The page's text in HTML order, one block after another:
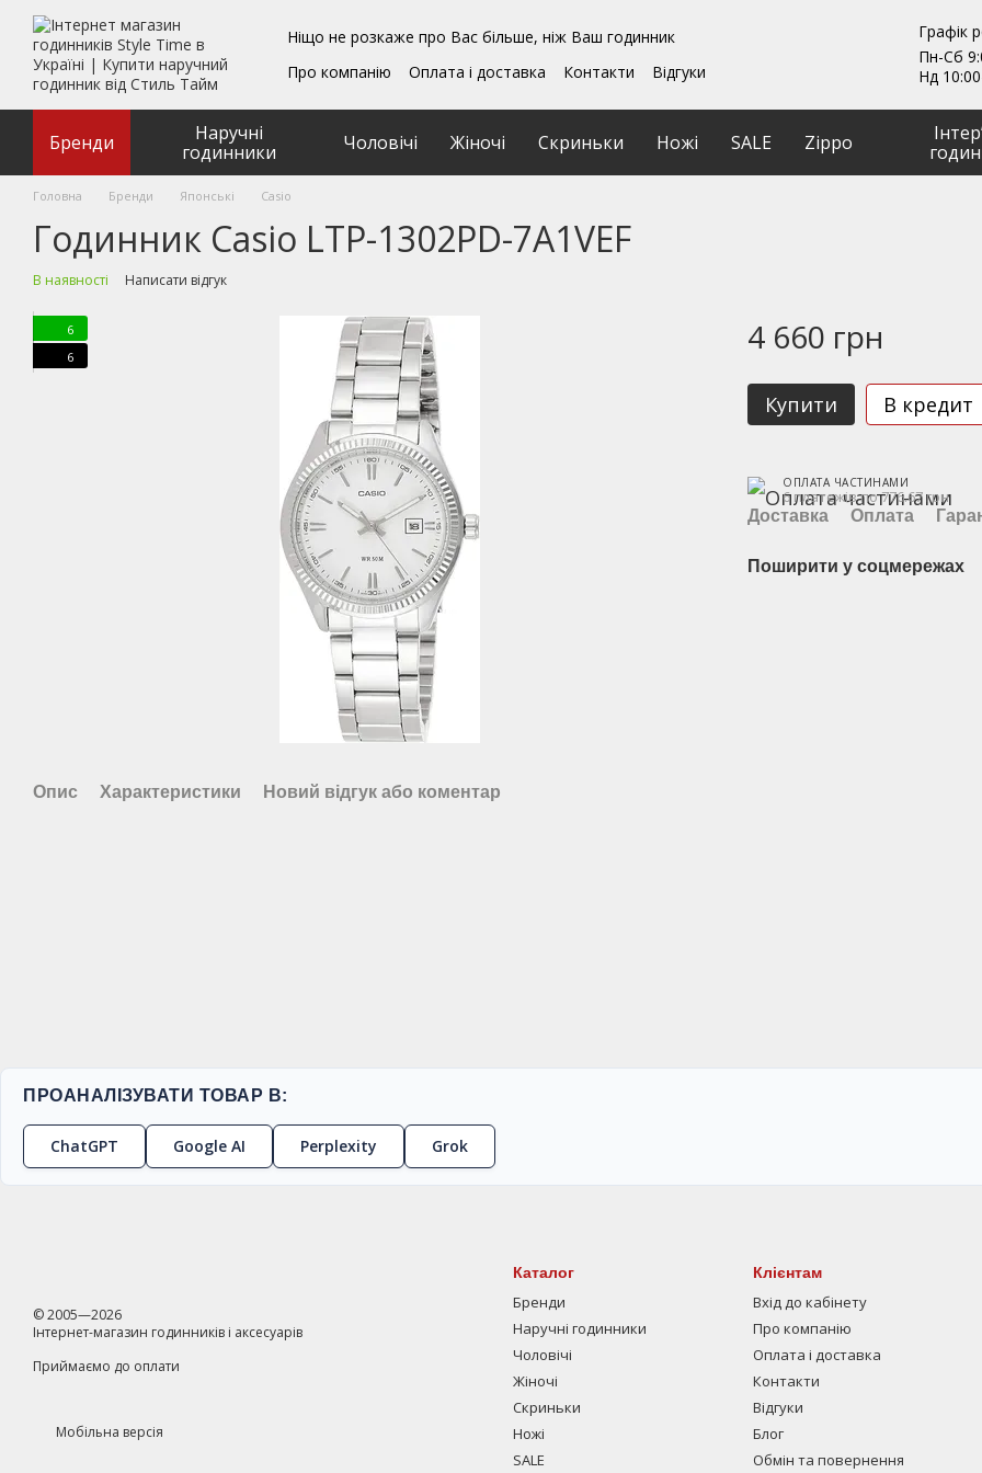
Перейти до основного контенту
Ніщо не розкаже про Вас більше, ніж Ваш годинник
Про компанію
Оплата і доставка Контакти
Відгуки
Угода користувача
Графік
Пн-Сб
Нд
Бренди
Наручні
годинники
Чоловічі Жіночі Скриньки Ножі SALE Zippo
Головна Бренди Японські Casio
Годинник Casio LTP-1302PD-7A1VEF
В наявності Написати відгук
6
6
Опис Характеристики Новий відгук або коментар
4 660 грн
Купити В кредит
ОПЛАТА ЧАСТИНАМИ
6 платежів по 776.67 грн
Доставка Оплата
Поширити у соцмережах
ПРОАНАЛІЗУВАТИ ТОВАР В:
ChatGPT Google AI Perplexity Grok
© 2005—2026
Інтернет-магазин годинників і аксесуарів
Приймаємо до оплати
Мобільна версія
Каталог
Бренди
Наручні годинники
Чоловічі
Жіночі
Скриньки
Ножі
SALE
Клієнтам
Вхід до кабінету
Про компанію
Оплата і доставка
Контакти
Відгуки
Блог
Обмін та повернення